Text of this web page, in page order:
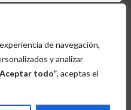
de navegación,
y analizar
todo”, aceptas el
y/o prevenir ningún tipo de